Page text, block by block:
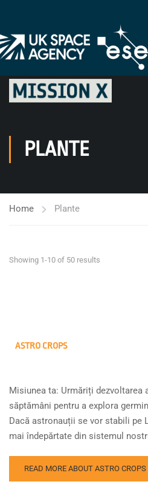
PLANTE
Home Plante
Showing 1-10 of 50 results
ASTRO CROPS
Misiunea ta: Urmăriți dezvoltarea
săptămâni pentru a explora
Dacă astronauții se vor stabili pe
mai îndepărtate din sistemul
READ MORE ABOUT ASTRO CROPS